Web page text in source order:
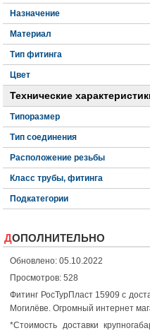
Назначение
Материал
Тип фитинга
Цвет
Технические
Типоразмер
Тип соединения
Расположение резьбы
Класс трубы, фитинга
Подкатегории
ДОПОЛНИТЕЛЬНО
Обновлено: 05.10.2022
Просмотров: 528
Фитинг РосТурПласт 15909 с
Могилёве. Огромный интернет
*Стоимость доставки